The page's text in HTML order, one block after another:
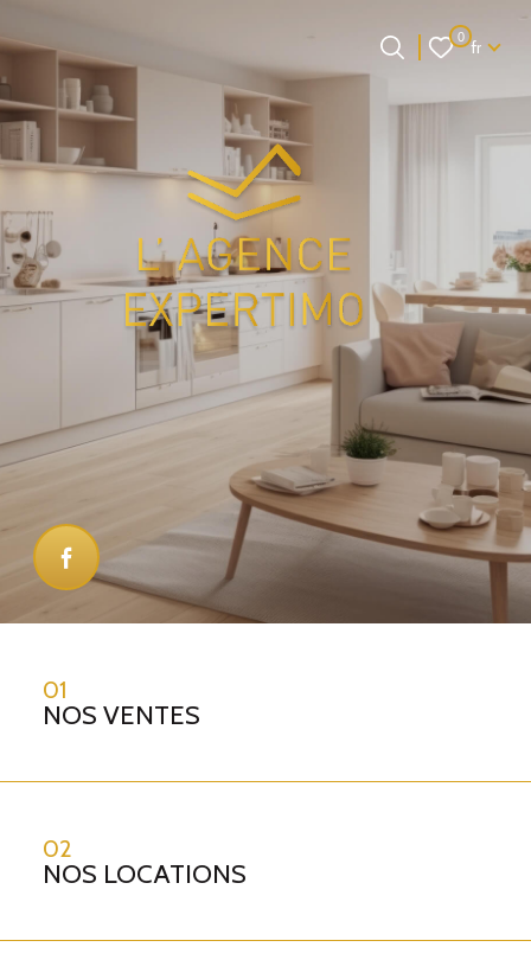
0 Langue
fr
Accueil
fr
et si on faisait
connaissance ?
01
NOS VENTES
02
NOS LOCATIONS